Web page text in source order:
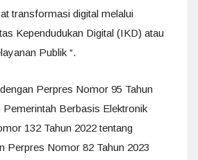
transformasi digital melalui
Kependudukan Digital (IKD) atau
Publik “.
Perpres Nomor 95 Tahun
Pemerintah Berbasis Elektronik
132 Tahun 2022 tentang
Perpres Nomor 82 Tahun 2023